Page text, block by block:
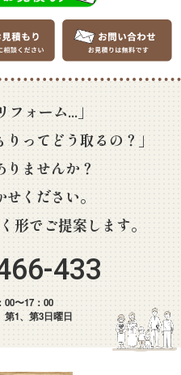
フォーム...」
りってどう取るの？」
りませんか？
ください。
形でご提案します。
433
00〜17：00
1、第3日曜日